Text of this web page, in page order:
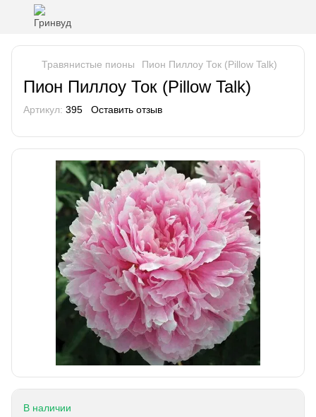
Травянистые пионы Пион Пиллоу Ток (Pillow Talk)
Пион Пиллоу Ток (Pillow Talk)
Артикул: 395 Оставить отзыв
В наличии